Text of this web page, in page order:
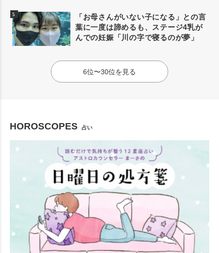
「お母さんがいない子になる」との言
葉に一度は諦めるも、ステージ4乳が
んでの妊娠「川の字で寝るのが夢」
6位〜30位を見る
HOROSCOPES 占い